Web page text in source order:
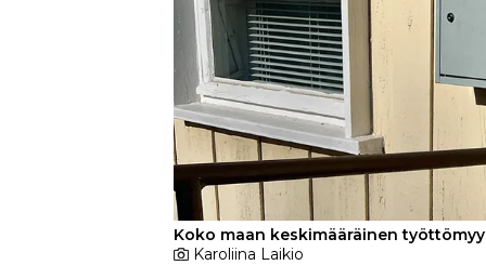
Koko maan keskimääräinen
Karoliina Laikio